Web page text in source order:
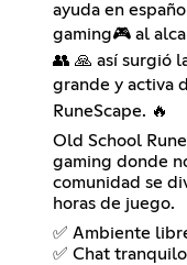
ayuda en
gaming🎮 al
👥 🙏 así surgió
grande y activa
RuneScape. 🔥
Old School
gaming donde
comunidad se
horas de juego.
✅ Ambiente
✅ Chat